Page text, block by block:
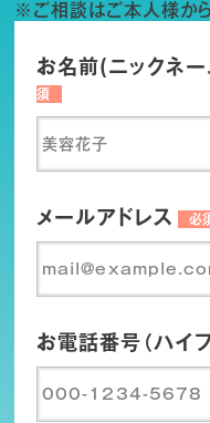
※ご相談はご本人様か
お名前(ニックネ
須
メールアドレス 必
お電話番号（ハイフ